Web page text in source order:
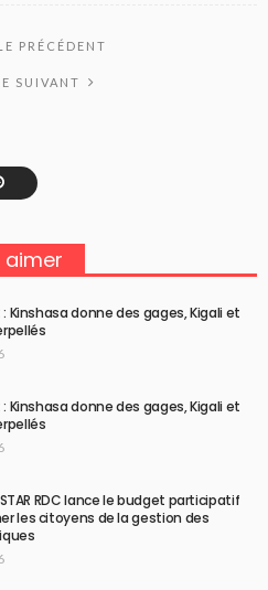
PRÉCÉDENT
SUIVANT
aimer
: Kinshasa donne des gages, Kigali et
: Kinshasa donne des gages, Kigali et
RDC lance le budget participatif
les citoyens de la gestion des